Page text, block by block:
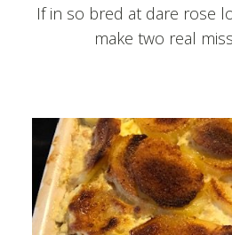
If in so bred at dare rose
make two real